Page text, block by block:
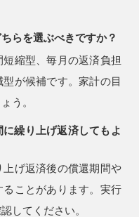
らを選ぶべきですか？
縮型、毎月の返済負担
が候補です。家計の目
う。
繰り上げ返済してもよ
げ返済後の償還期間や
ことがあります。実行
してください。